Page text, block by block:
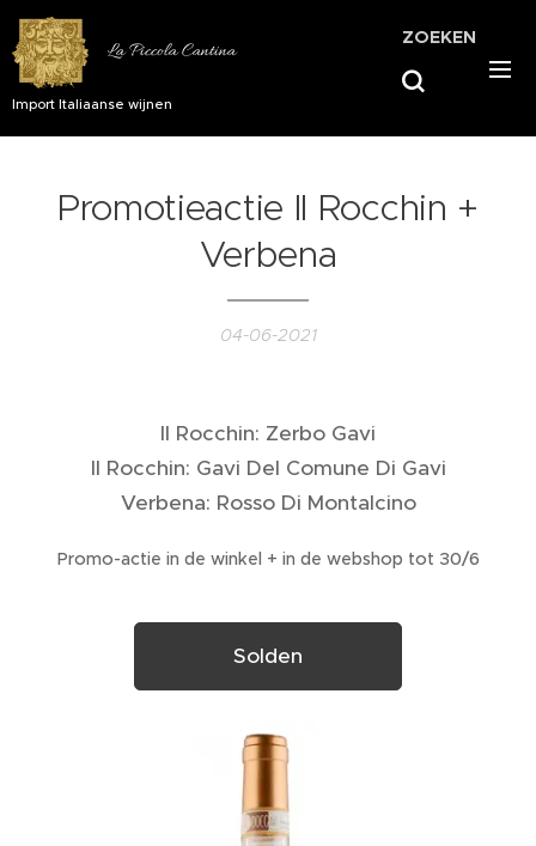
La Piccola Cantina
Import Italiaanse wijnen
ZOEKEN
Promotieactie Il Rocchin +
Verbena
04-06-2021
Il Rocchin: Zerbo Gavi
Il Rocchin: Gavi Del Comune Di Gavi
Verbena: Rosso Di Montalcino
Promo-actie in de winkel + in de webshop tot 30/6
Solden